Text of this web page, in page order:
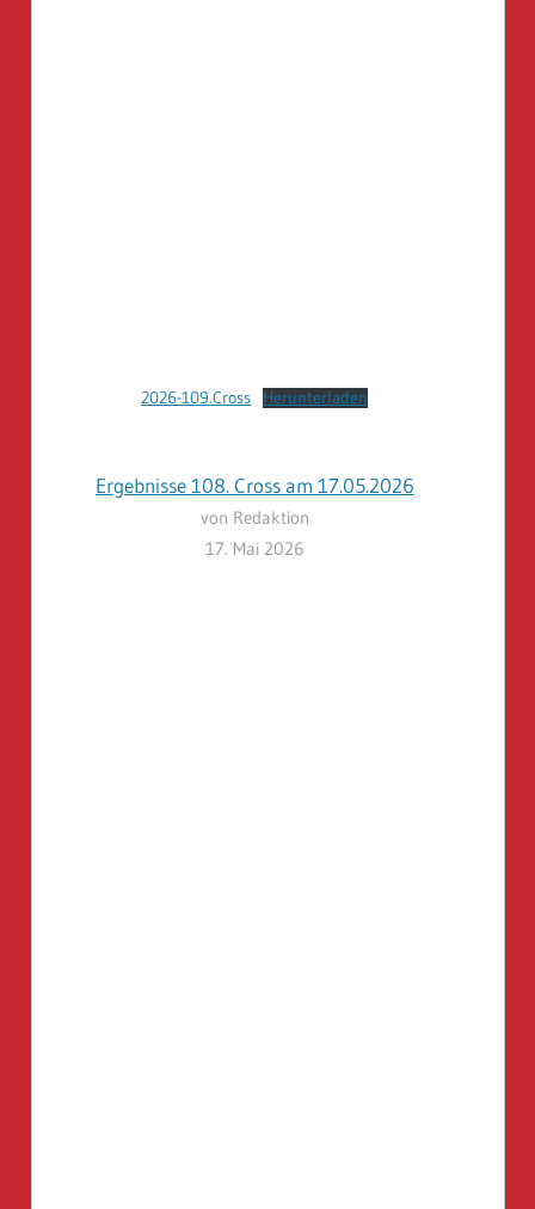
2026-109.Cross Herunterladen
Ergebnisse 108. Cross am 17.05.2026
von Redaktion
17. Mai 2026